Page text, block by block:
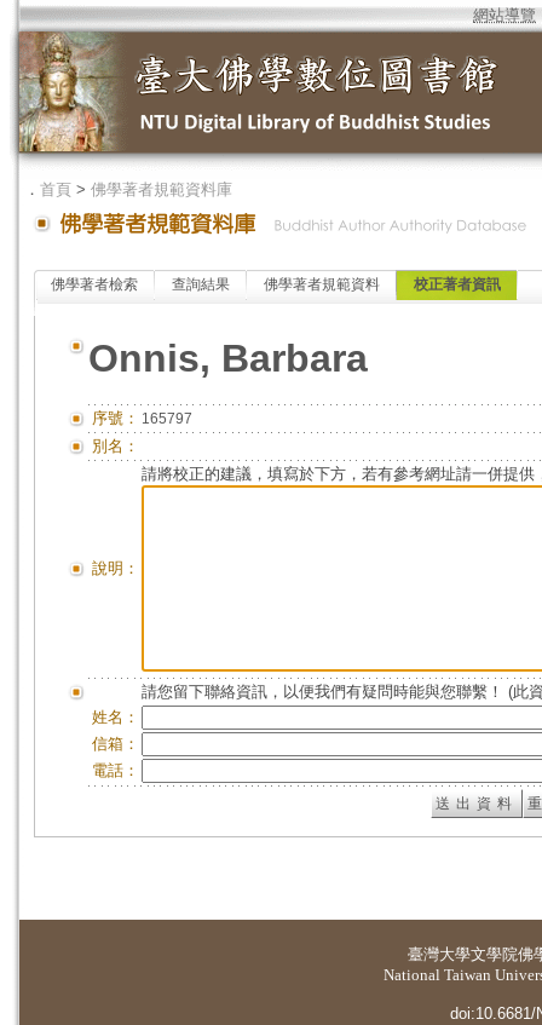
網站導覽
． 首頁 > 佛學著者規範資料庫
佛學著者檢索 查詢結果 佛學著者規範資料 校正著者資訊
Onnis, Barbara
序號： 165797
別名：
說明：
請將校正的建議，填寫於下方，若有參考網址請一併提供
請您留下聯絡資訊，以便我們有疑問時能與您聯繫！ (此
姓名：
信箱：
電話：
臺灣大學文學院佛
National Taiwan
doi:10.6681/